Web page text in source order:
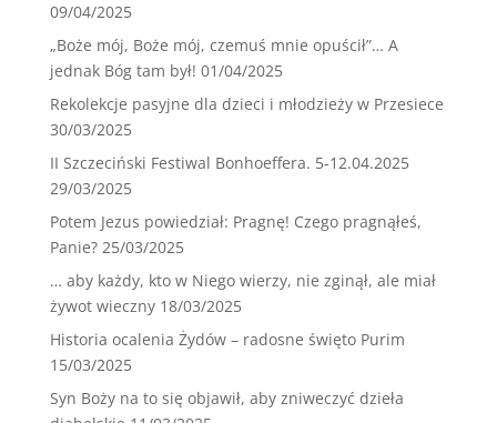
09/04/2025
„Boże mój, Boże mój, czemuś mnie opuścił”… A
jednak Bóg tam był! 01/04/2025
Rekolekcje pasyjne dla dzieci i młodzieży w Przesiece
30/03/2025
II Szczeciński Festiwal Bonhoeffera. 5-12.04.2025
29/03/2025
Potem Jezus powiedział: Pragnę! Czego pragnąłeś,
Panie? 25/03/2025
… aby każdy, kto w Niego wierzy, nie zginął, ale miał
żywot wieczny 18/03/2025
Historia ocalenia Żydów – radosne święto Purim
15/03/2025
Syn Boży na to się objawił, aby zniweczyć dzieła